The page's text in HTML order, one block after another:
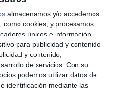
almacenamos y/o accedemos
como cookies, y procesamos
únicos e información
para publicidad y contenido
y contenido,
de servicios. Con su
podemos utilizar datos de
identificación mediante las